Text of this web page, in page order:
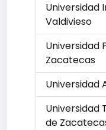
Universidad
Valdivieso
Universidad
Zacatecas
Universidad
Universidad
de